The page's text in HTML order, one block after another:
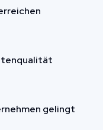
gelingt